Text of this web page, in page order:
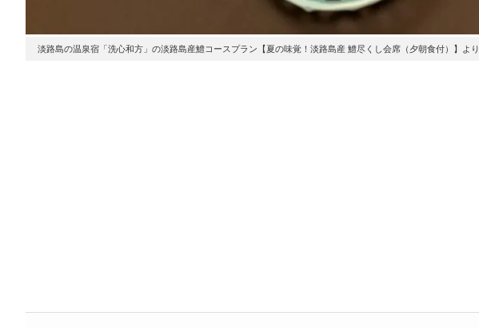
淡路島の温泉宿「洗心和方」の淡路島産鱧コースプラン【夏の味覚！淡路島産 鱧尽くし会席（夕朝食付）】より